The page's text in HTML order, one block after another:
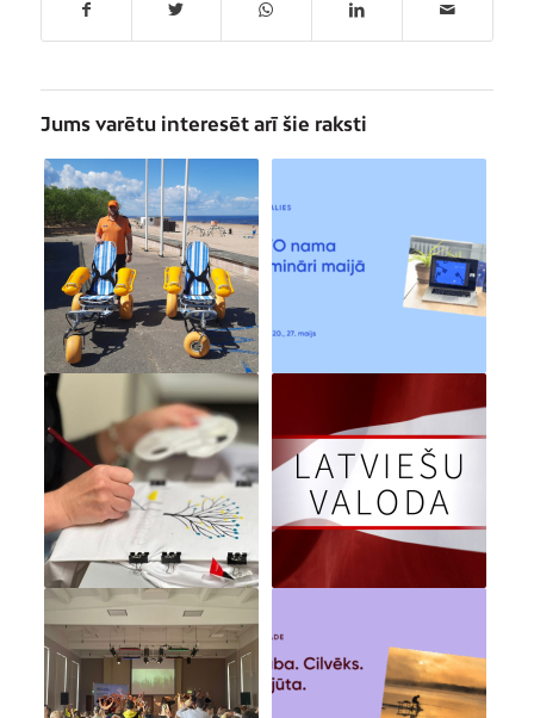
Jums varētu interesēt arī šie raksti